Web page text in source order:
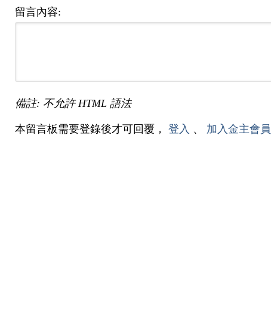
留言內容:
備註: 不允許 HTML 語法
本留言板需要登錄後才可回覆， 登入 、 加入金主會員